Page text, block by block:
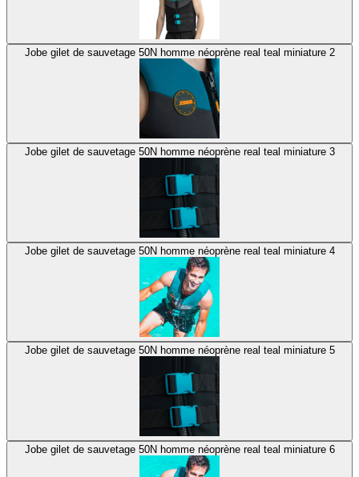
Jobe gilet de sauvetage 50N homme néoprène real teal miniature 2
Jobe gilet de sauvetage 50N homme néoprène real teal miniature 3
Jobe gilet de sauvetage 50N homme néoprène real teal miniature 4
Jobe gilet de sauvetage 50N homme néoprène real teal miniature 5
Jobe gilet de sauvetage 50N homme néoprène real teal miniature 6